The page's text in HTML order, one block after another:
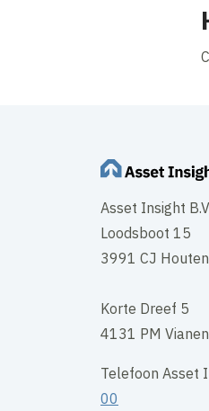
Asset Insight
Loodsboot 15
3991 CJ Houten
Korte Dreef 5
4131 PM Vianen
Telefoon Asset
00